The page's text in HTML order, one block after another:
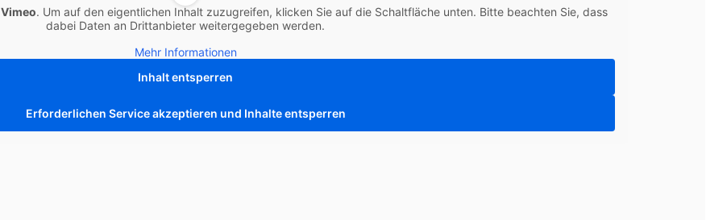
Vimeo. Um auf den eigentlichen Inhalt zuzugreifen, klicken Sie auf die Schaltfläche unten. Bitte beachten Sie, dass
dabei Daten an Drittanbieter weitergegeben werden.
Mehr Informationen
Inhalt entsperren
Erforderlichen Service akzeptieren und Inhalte entsperren